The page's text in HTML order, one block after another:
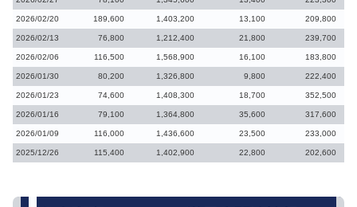
2026/02/20 189,600 1,403,200 13,100 209,800
2026/02/13 76,800 1,212,400 21,800 239,700
2026/02/06 116,500 1,568,900 16,100 183,800
2026/01/30 80,200 1,326,800 9,800 222,400
2026/01/23 74,600 1,408,300 18,700 352,500
2026/01/16 79,100 1,364,800 35,600 317,600
2026/01/09 116,000 1,436,600 23,500 233,000
2025/12/26 115,400 1,402,900 22,800 202,600